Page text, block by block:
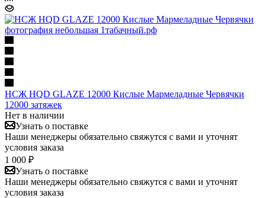
НСЖ HQD GLAZE 12000 Кислые Мармеладные Червячки
12000 затяжек
Нет в наличии
Узнать о поставке
Наши менеджеры обязательно свяжутся с вами и уточнят
условия заказа
1 000 ₽
Узнать о поставке
Наши менеджеры обязательно свяжутся с вами и уточнят
условия заказа